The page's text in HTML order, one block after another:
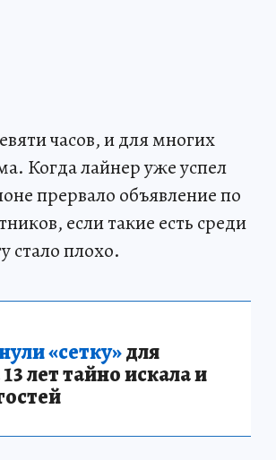
часов, и для многих
Когда лайнер уже успел
прервало объявление по
если такие есть среди
стало плохо.
«сетку»для
лет тайно искала и